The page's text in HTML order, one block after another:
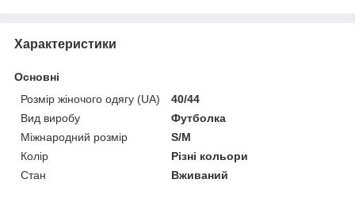
Характеристики
Основні
Розмір жіночого одягу (UA)
40/44
Вид виробу
Футболка
Міжнародний розмір
S/M
Колір
Різні кольори
Стан
Вживаний